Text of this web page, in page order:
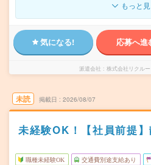
もっと
気になる! 応募へ進
派遣会社 株式会社リクル
未読 掲載日 2026/08/07
未経験OK！【社員前提
職種未経験OK 交通費別途支給あり